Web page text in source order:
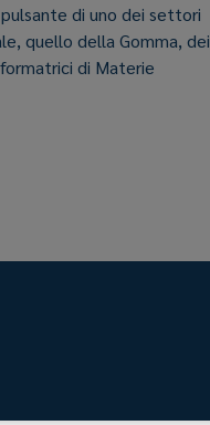
di uno dei settori
quello della Gomma, dei
di Materie